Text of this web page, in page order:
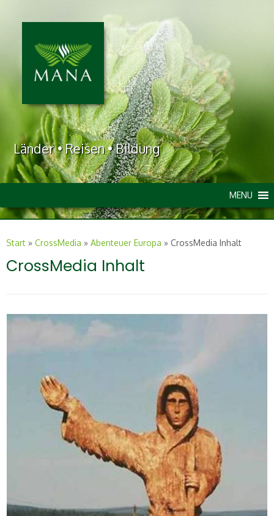
Länder • Reisen • Bildung
MENU
Start » CrossMedia » Abenteuer Europa » CrossMedia Inhalt
CrossMedia Inhalt